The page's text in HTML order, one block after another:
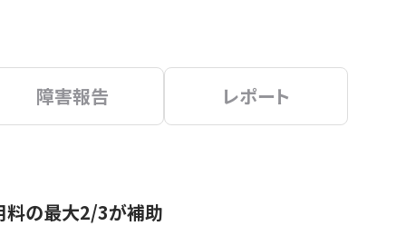
障害報告 レポート
料の最大2/3が補助